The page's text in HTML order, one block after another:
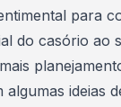
para
do casório ao
algumas ideias